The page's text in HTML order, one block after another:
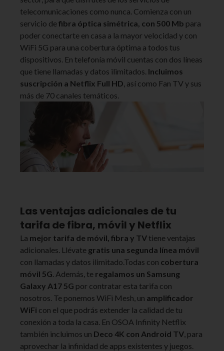
telecomunicaciones como nunca. Comienza con un
servicio defibra óptica simétrica, con 500 Mb para
poder conectarte en casa a la mayor velocidad y con
WiFi 5G para una cobertura óptima a todos tus
dispositivos. En telefonía móvil cuentas con dos líneas
que tiene llamadas y datos ilimitados. Incluimos
suscripción a Netflix Full HD, así como Fan TV y sus
más de 70 canales temáticos.
Las ventajas adicionales de tu
tarifa de fibra, móvil y Netflix
La mejor tarifa de móvil, fibra y TV tiene ventajas
adicionales. Llévate gratis una segunda línea móvil
con llamadas y datos ilimitado.Todas con cobertura
móvil 5G. Además, te regalamos un Samsung
Galaxy A17 5G por contratar esta tarifa con
nosotros. Te ponemos WiFi Mesh, un amplificador
WiFi con el que podrás extender la calidad de tu
conexión a toda la casa. En OSOA Infinity Netflix
también incluimos un Deco 4K con Android TV, para
aprovechar la infinidad de apps existentes y juegos.